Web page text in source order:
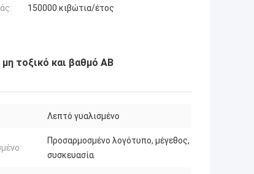
150000 κιβώτια/έτος
τοξικό και βαθμό AB
Λεπτό γυαλισμένο
Προσαρμοσμένο λογότυπο, μέγεθος,
συσκευασία